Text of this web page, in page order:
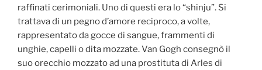
raffinati cerimoniali. Uno di questi era lo “shinju”. Si
trattava di un pegno d’amore reciproco, a volte,
rappresentato da gocce di sangue, frammenti di
unghie, capelli o dita mozzate. Van Gogh consegnò il
suo orecchio mozzato ad una prostituta di Arles di